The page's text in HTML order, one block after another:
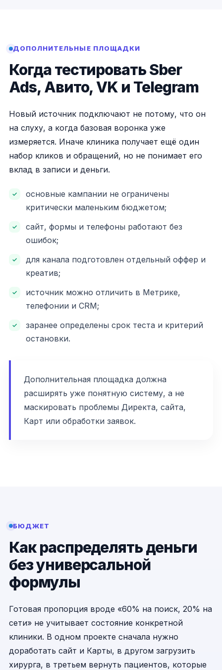
ДОПОЛНИТЕЛЬНЫЕ ПЛОЩАДКИ
Когда тестировать Sber
Ads, Авито, VK и Telegram
Новый источник подключают не потому, что он
на слуху, а когда базовая воронка уже
измеряется. Иначе клиника получает ещё один
набор кликов и обращений, но не понимает его
вклад в записи и деньги.
основные кампании не ограничены
критически маленьким бюджетом;
сайт, формы и телефоны работают без
ошибок;
для канала подготовлен отдельный оффер и
креатив;
источник можно отличить в Метрике,
телефонии и CRM;
заранее определены срок теста и критерий
остановки.
Дополнительная площадка должна
расширять уже понятную систему, а не
маскировать проблемы Директа, сайта,
Карт или обработки заявок.
БЮДЖЕТ
Как распределять деньги
без универсальной
формулы
Готовая пропорция вроде «60% на поиск, 20% на
сети» не учитывает состояние конкретной
клиники. В одном проекте сначала нужно
доработать сайт и Карты, в другом загрузить
хирурга, в третьем вернуть пациентов, которые